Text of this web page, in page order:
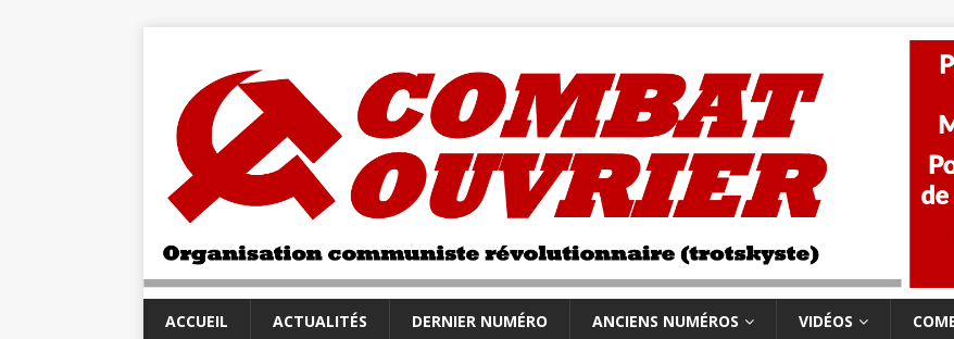
ACCUEIL ACTUALITÉS DERNIER NUMÉRO ANCIENS NUMÉROS VIDÉOS